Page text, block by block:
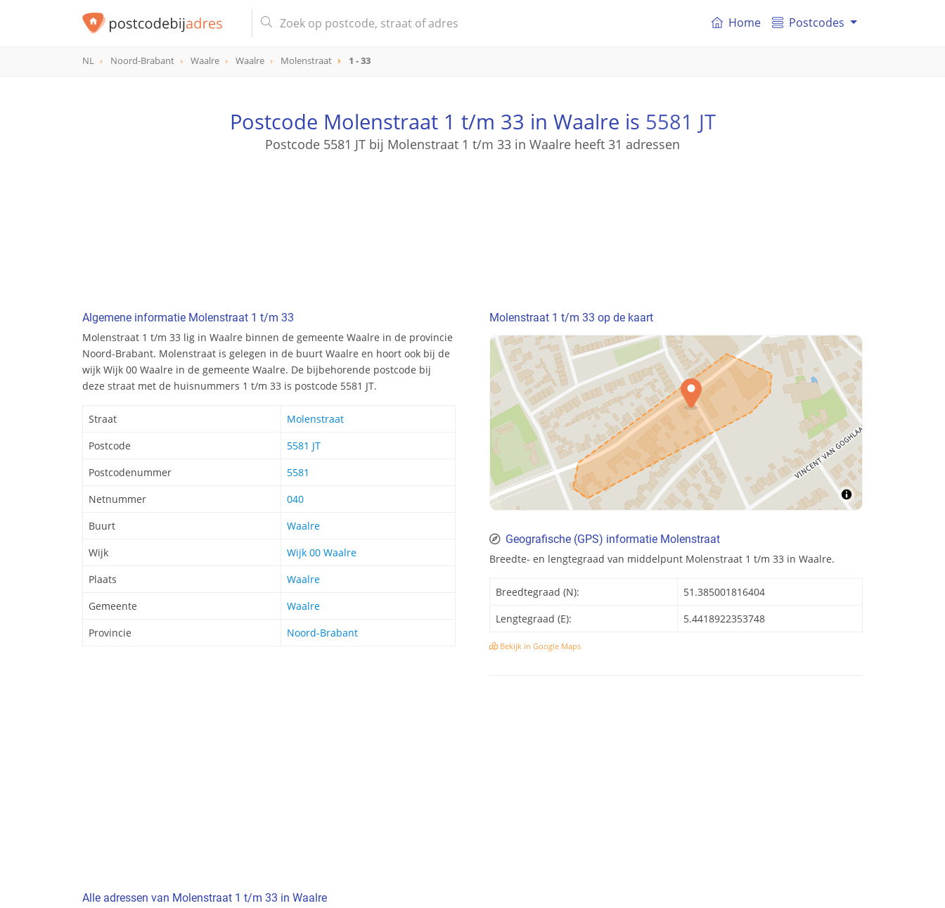
Home Postcodes
NL Noord-Brabant Waalre Waalre Molenstraat 1 - 33
Postcode Molenstraat 1 t/m 33 in Waalre is 5581 JT
Postcode 5581 JT bij Molenstraat 1 t/m 33 in Waalre heeft 31 adressen
Algemene informatie Molenstraat 1 t/m 33
Molenstraat 1 t/m 33 lig in Waalre binnen de gemeente Waalre in de provincie
Noord-Brabant. Molenstraat is gelegen in de buurt Waalre en hoort ook bij de
wijk Wijk 00 Waalre in de gemeente Waalre. De bijbehorende postcode bij
deze straat met de huisnummers 1 t/m 33 is postcode 5581 JT.
Straat
Molenstraat
Postcode
5581 JT
Postcodenummer
5581
Netnummer
040
Buurt
Waalre
Wijk
Wijk 00 Waalre
Plaats
Waalre
Gemeente
Waalre
Provincie
Noord-Brabant
Alle adressen van Molenstraat 1 t/m 33 in Waalre
Molenstraat 1 t/m 33 op de kaart
Geografische (GPS) informatie Molenstraat
Breedte- en lengtegraad van middelpunt Molenstraat 1 t/m 33 in Waalre.
Breedtegraad (N):
51.385001816404
Lengtegraad (E):
5.4418922353748
Bekijk in Google Maps